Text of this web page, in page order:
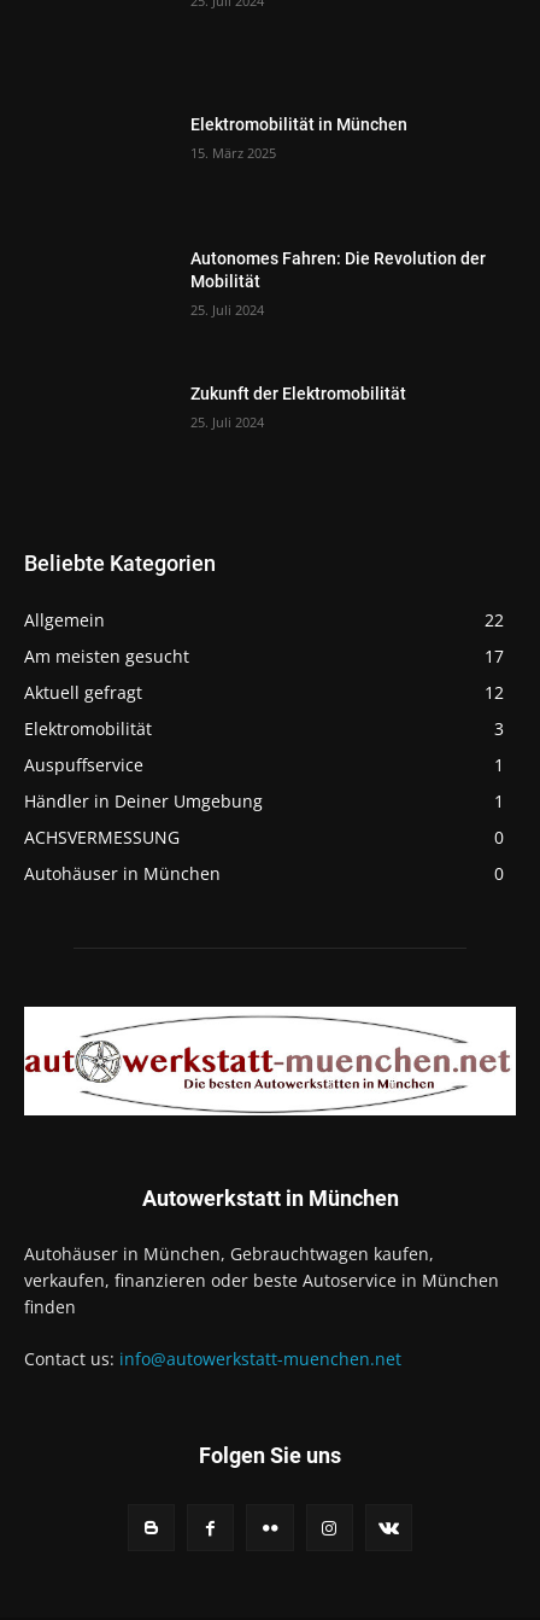
Elektromobilität in München
15. März 2025
Autonomes Fahren: Die Revolution der
Mobilität
25. Juli 2024
Zukunft der Elektromobilität
25. Juli 2024
Beliebte Kategorien
Allgemein
22
Am meisten gesucht
17
Aktuell gefragt
12
Elektromobilität
3
Auspuffservice
1
Händler in Deiner Umgebung
1
ACHSVERMESSUNG
0
Autohäuser in München
0
Autowerkstatt in München
Autohäuser in München, Gebrauchtwagen kaufen,
verkaufen, finanzieren oder beste Autoservice in München
finden
Contact us: info@autowerkstatt-muenchen.net
Folgen Sie uns